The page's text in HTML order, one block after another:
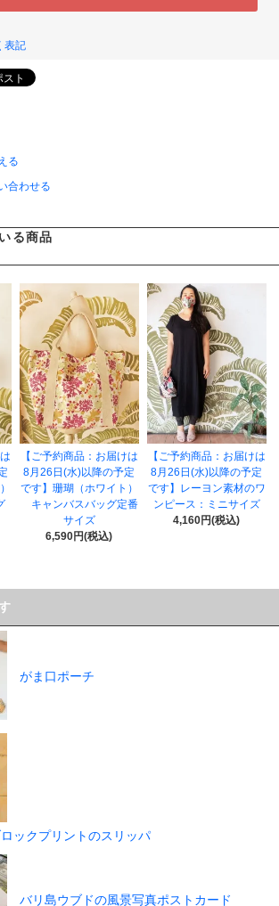
表記
る
合わせる
る商品
【ご予約商品：お届けは
8月26日(水)以降の予定
です】珊瑚（ホワイト）
キャンバスバッグ定番
サイズ
6,590円(税込)
【ご予約商品：お届けは
8月26日(水)以降の予定
です】レーヨン素材のワ
ンピース：ミニサイズ
4,160円(税込)
がま口ポーチ
ックプリントのスリッパ
バリ島ウブドの風景写真ポストカード